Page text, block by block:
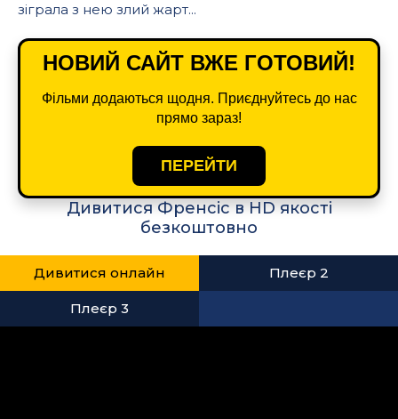
зіграла з нею злий жарт...
НОВИЙ САЙТ ВЖЕ ГОТОВИЙ!
Фільми додаються щодня. Приєднуйтесь до нас
прямо зараз!
ПЕРЕЙТИ
Дивитися Френсіс в HD якості
безкоштовно
Дивитися онлайн Плеєр 2
Плеєр 3